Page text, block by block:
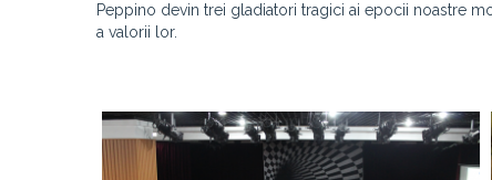
Peppino devin trei gladiatori tragici ai epocii noastre
a valorii lor.